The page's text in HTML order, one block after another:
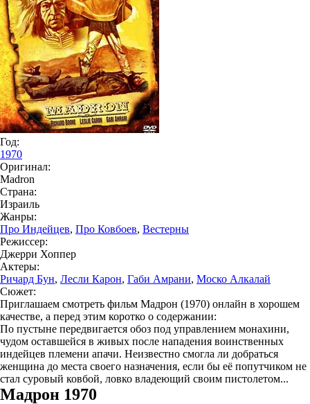
Год:
1970
Оригинал:
Madron
Страна:
Израиль
Жанры:
Про Индейцев, Про Ковбоев, Вестерны
Режиссер:
Джерри Хоппер
Актеры:
Ричард Бун, Лесли Карон, Габи Амрани, Моско Алкалай
Сюжет:
Приглашаем смотреть фильм Мадрон (1970) онлайн в хорошем
качестве, а перед этим коротко о содержании:
По пустыне передвигается обоз под управлением монахини,
чудом оставшейся в живых после нападения воинственных
индейцев племени апачи. Неизвестно смогла ли добраться
женщина до места своего назначения, если бы её попутчиком не
стал суровый ковбой, ловко владеющий своим пистолетом...
Мадрон 1970